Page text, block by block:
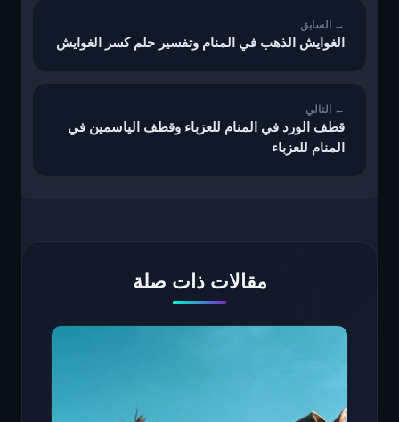
الغوايش الذهب في المنام وتفسير حلم كسر الغوايش
قطف الورد في المنام للعزباء وقطف الياسمين في
المنام للعزباء
مقالات ذات صلة